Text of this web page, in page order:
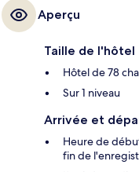
Aperçu
Taille de l'hôtel
Hôtel de 78
Sur 1 niveau
Arrivée et
Heure de
fin de